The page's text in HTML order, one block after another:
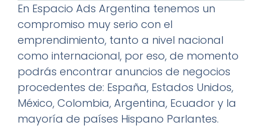
En Espacio Ads Argentina tenemos un
compromiso muy serio con el
emprendimiento, tanto a nivel nacional
como internacional, por eso, de momento
podrás encontrar anuncios de negocios
procedentes de: España, Estados Unidos,
México, Colombia, Argentina, Ecuador y la
mayoría de países Hispano Parlantes.